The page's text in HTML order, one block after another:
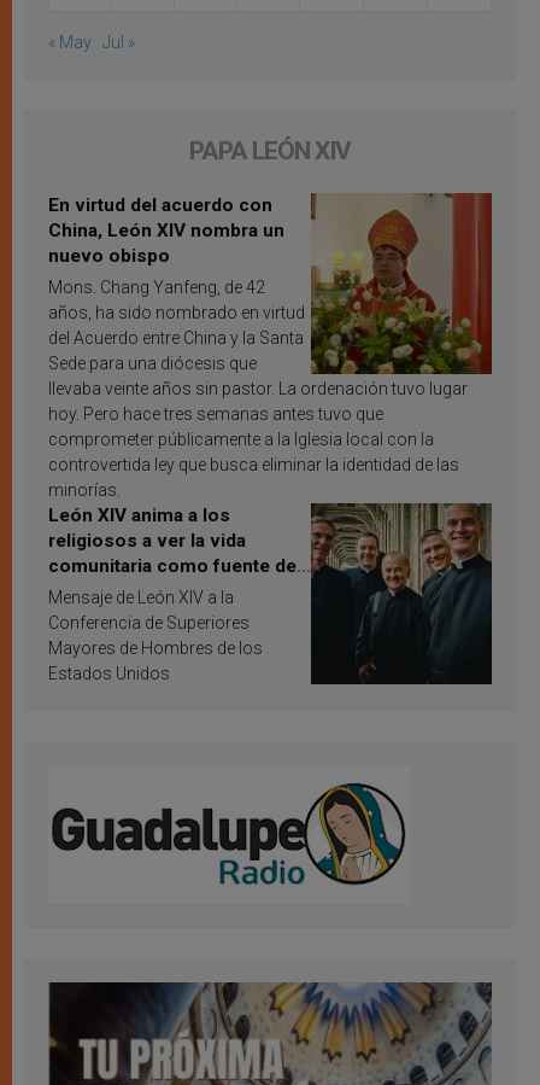
« May Jul »
PAPA LEÓN XIV
En virtud del acuerdo con
China, León XIV nombra un
nuevo obispo
Mons. Chang Yanfeng, de 42
años, ha sido nombrado en virtud
del Acuerdo entre China y la Santa
Sede para una diócesis que
llevaba veinte años sin pastor. La ordenación tuvo lugar
hoy. Pero hace tres semanas antes tuvo que
comprometer públicamente a la Iglesia local con la
controvertida ley que busca eliminar la identidad de las
minorías.
León XIV anima a los
religiosos a ver la vida
comunitaria como fuente de
inspiración y santificación
Mensaje de León XIV a la
Conferencia de Superiores
Mayores de Hombres de los
Estados Unidos